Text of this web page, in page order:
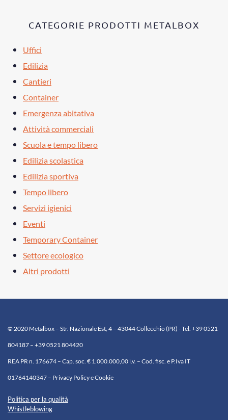
CATEGORIE PRODOTTI METALBOX
Uffici
Edilizia
Cantieri
Container
Emergenza abitativa
Attività commerciali
Scuola e tempo libero
Edilizia scolastica
Edilizia sportiva
Tempo libero
Servizi igienici
Eventi
Temporary Container
Settore ecologico
Altri prodotti
© 2020 Metalbox – Str. Nazionale Est, 4 – 43044 Collecchio (PR) - Tel. +39 0521
804187 – +39 0521 804420
REA PR n. 176674 – Cap. soc. € 1.000.000,00 i.v. – Cod. fisc. e P.Iva IT
01764140347 – Privacy Policy e Cookie
Politica per la qualità
Whistleblowing